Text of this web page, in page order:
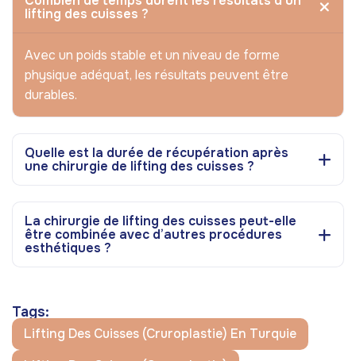
lifting des cuisses ?
Avec un poids stable et un niveau de forme
physique adéquat, les résultats peuvent être
durables.
Quelle est la durée de récupération après
une chirurgie de lifting des cuisses ?
La chirurgie de lifting des cuisses peut-elle
être combinée avec d’autres procédures
esthétiques ?
Tags:
Lifting Des Cuisses (cruroplastie) En Turquie